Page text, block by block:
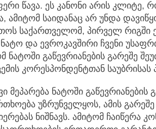
წავა. ეს კანონი არის კლიტე,
ამიტომ საიდანაც არ უნდა
საქართველომ, პირველ რიგში
და ევროკავშირი ჩვენი
ნატოში გაწევრიანების გარეშე
კორესპონდენტთან საუბრისას
მეპარება ნატოში
უზრუნველყოს, ამის
ნიშნავს. ამიტომ ჩაიწერა